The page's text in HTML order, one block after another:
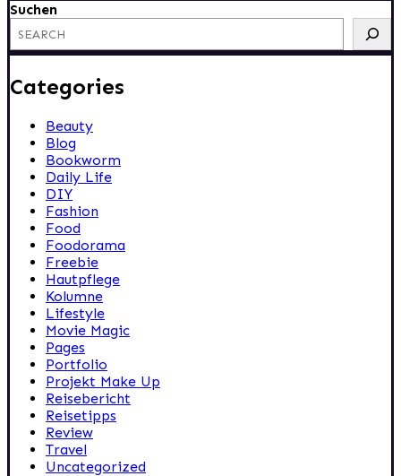
Suchen
Categories
Beauty
Blog
Bookworm
Daily Life
DIY
Fashion
Food
Foodorama
Freebie
Hautpflege
Kolumne
Lifestyle
Movie Magic
Pages
Portfolio
Projekt Make Up
Reisebericht
Reisetipps
Review
Travel
Uncategorized